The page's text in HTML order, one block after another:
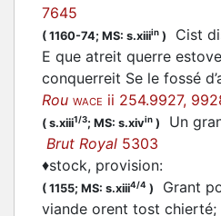
7645
( 1160-74; MS: s.xiiiin )
Cist
E que atreit querre
conquerreit Se le fossé
Rou WACE ii 254.9927,
( s.xiii1/3; MS: s.xivin )
Un
Brut Royal 5303
♦stock, provision:
( 1155; MS: s.xiii4/4 )
Grant
viande orent tost